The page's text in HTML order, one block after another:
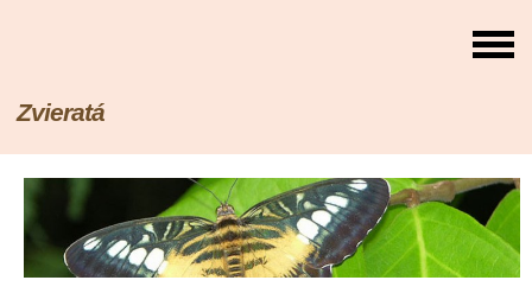
Zvieratá